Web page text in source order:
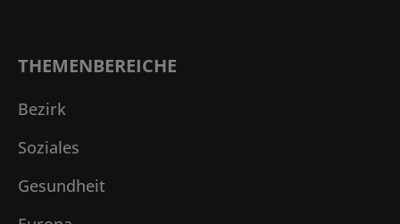
THEMENBEREICHE
Bezirk
Soziales
Gesundheit